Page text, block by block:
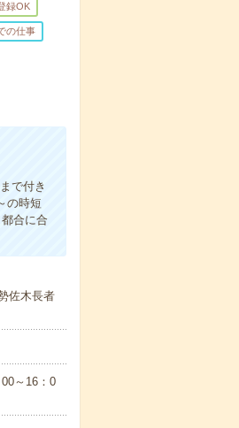
録OK
の仕事
で付き
の時短
合に合
佐木長者
～16：0